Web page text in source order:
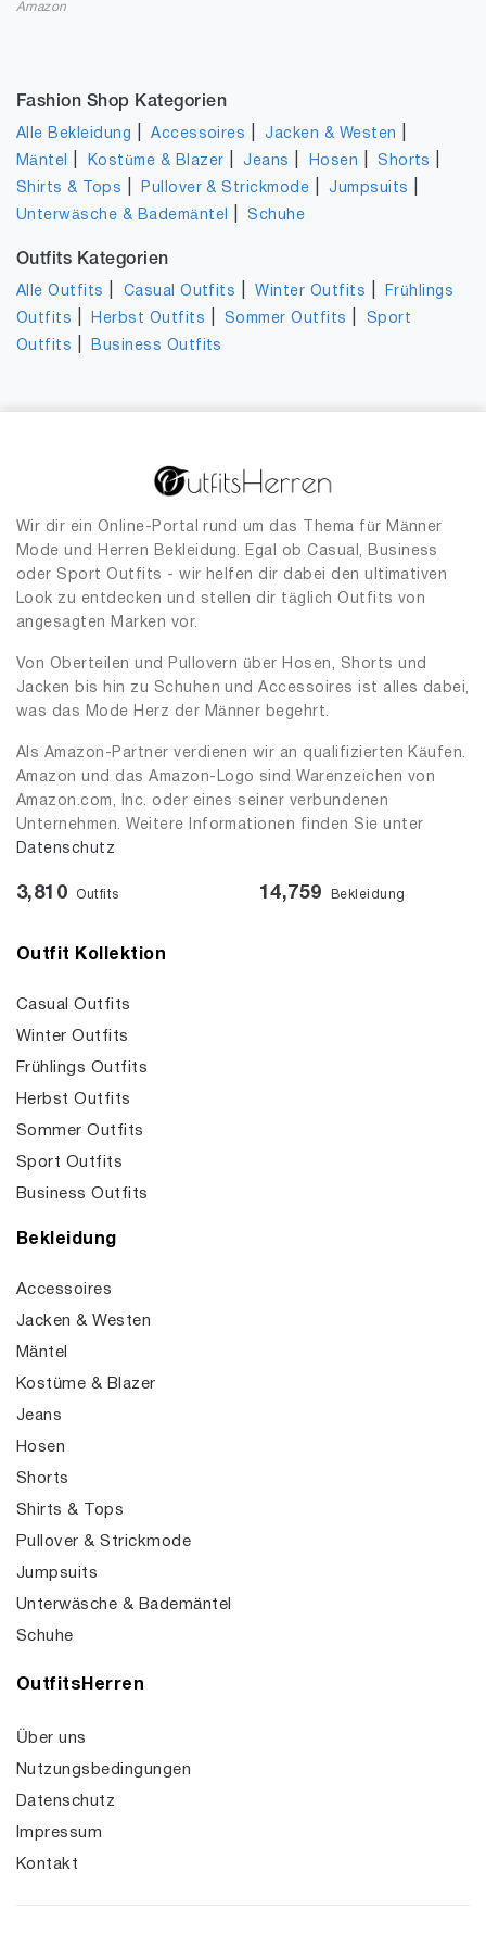
Amazon
Fashion Shop Kategorien
Alle Bekleidung |Accessoires |Jacken & Westen
Mäntel Kostüme & Blazer |Jeans Hosen |Shorts
Shirts & Tops Pullover & Strickmode |Jumpsuits
Unterwäsche & Bademäntel |Schuhe
Outfits Kategorien
Alle Outfits Casual Outfits |Winter Outfits
Frühlings
Outfits
Herbst Outfits Sommer Outfits
Sport
Outfits
Business Outfits
Wir dir ein Online-Portal rund um das Thema für Männer
Mode und Herren Bekleidung. Egal ob Casual, Business
oder Sport Outfits - wir helfen dir dabei den ultimativen
Look zu entdecken und stellen dir täglich Outfits von
angesagten Marken vor.
Von Oberteilen und Pullovern über Hosen, Shorts und
Jacken bis hin zu Schuhen und Accessoires ist alles dabei,
was das Mode Herz der Männer begehrt.
Als Amazon-Partner verdienen wir an qualifizierten Käufen.
Amazon und das Amazon-Logo sind Warenzeichen von
Amazon.com, Inc. oder eines seiner verbundenen
Unternehmen. Weitere Informationen finden Sie unter
Datenschutz
3,810 Outfits 14,759 Bekleidung
Outfit Kollektion
Casual Outfits
Winter Outfits
Frühlings Outfits
Herbst Outfits
Sommer Outfits
Sport Outfits
Business Outfits
Bekleidung
Accessoires
Jacken & Westen
Mäntel
Kostüme & Blazer
Jeans
Hosen
Shorts
Shirts & Tops
Pullover & Strickmode
Jumpsuits
Unterwäsche & Bademäntel
Schuhe
OutfitsHerren
Über uns
Nutzungsbedingungen
Datenschutz
Impressum
Kontakt